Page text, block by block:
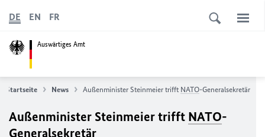
Auswärtiges Amt
DE EN FR
Startseite News Außenminister Steinmeier trifft NATO-Generalsekretär
Außenminister Steinmeier trifft NATO-
Generalsekretär